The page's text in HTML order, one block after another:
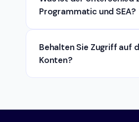
Programmatic und SEA?
Behalten Sie Zugriff auf
Konten?